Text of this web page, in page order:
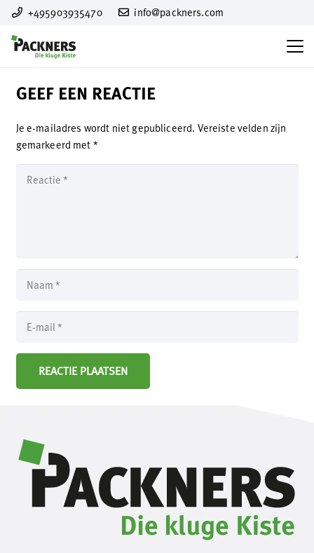
+495903935470 info@packners.com
GEEF EEN REACTIE
Je e-mailadres wordt niet gepubliceerd. Vereiste velden zijn
gemarkeerd met *
REACTIE PLAATSEN